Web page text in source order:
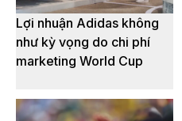
Lợi nhuận Adidas không
như kỳ vọng do chi phí
marketing World Cup